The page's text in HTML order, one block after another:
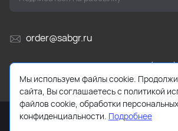
order@sabgr.ru
Ежедневно с 10:00 до 19:00 (МСК)
Мы используем файлы cookie.
сайта, Вы соглашаетесь с политикой
файлов cookie, обработки
конфиденциальности. Подробнее